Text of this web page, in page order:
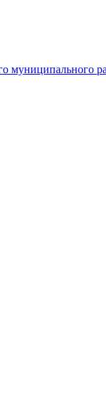
муниципального